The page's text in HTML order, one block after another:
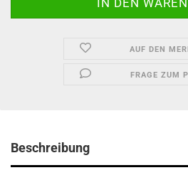
AUF DEN
FRAGE ZUM
Beschreibung